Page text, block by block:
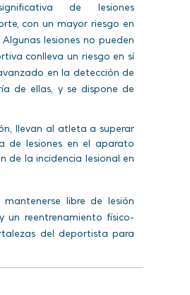
de lesiones
con un mayor riesgo en
lesiones no pueden
conlleva un riesgo en sí
en la detección de
de ellas, y se dispone de
llevan al atleta a superar
de lesiones en el aparato
de la incidencia lesional en
libre de lesión
un reentrenamiento físico-
del deportista para